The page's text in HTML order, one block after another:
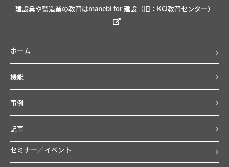
建設業や製造業の教育はmanebi for 建設（旧：KCI教育センター）
ホーム
機能
事例
記事
セミナー／イベント